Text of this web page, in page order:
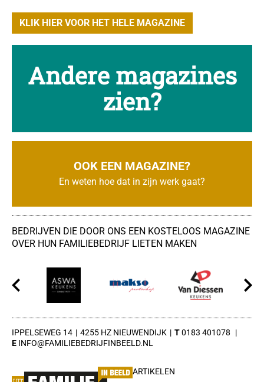
KLIK HIER VOOR HET HELE MAGAZINE
Andere magazines
zien?
OOK EEN MAGAZINE?
En weten hoe dat in zijn werk gaat?
BEDRIJVEN DIE DOOR ONS EEN KOSTELOOS MAGAZINE
OVER HUN FAMILIEBEDRIJF LIETEN MAKEN
IPPELSEWEG 14 4255 HZ NIEUWENDIJK
0183 401078
INFO@FAMILIEBEDRIJFINBEELD.NL
ARTIKELEN